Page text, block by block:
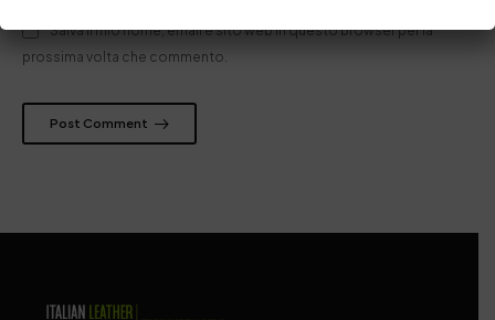
Salva il mio nome, email e sito web in questo browser per la
prossima volta che commento.
Post Comment